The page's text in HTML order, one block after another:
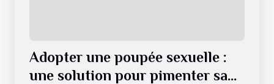
Adopter une poupée sexuelle :
une solution pour pimenter sa